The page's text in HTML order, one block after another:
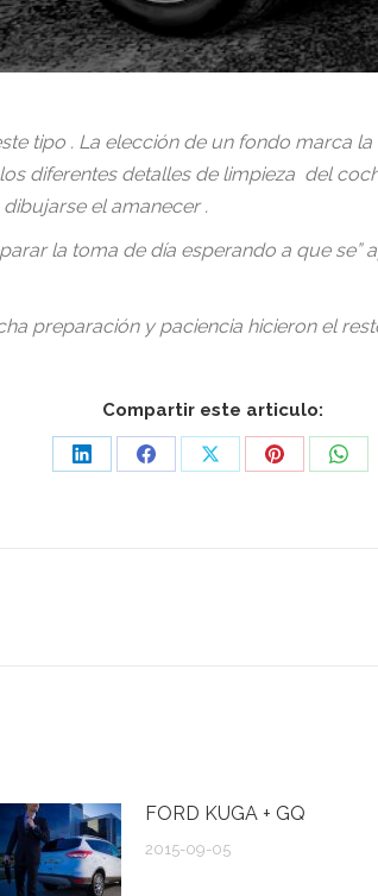
tipo . La elección de un fondo marca
diferentes detalles de limpieza del
el amanecer .
la toma de día esperando a que
preparación y paciencia hicieron el
Compartir este articulo:
Share
Share
Share
Share
Share
FORD KUGA + GQ
2015-09-05